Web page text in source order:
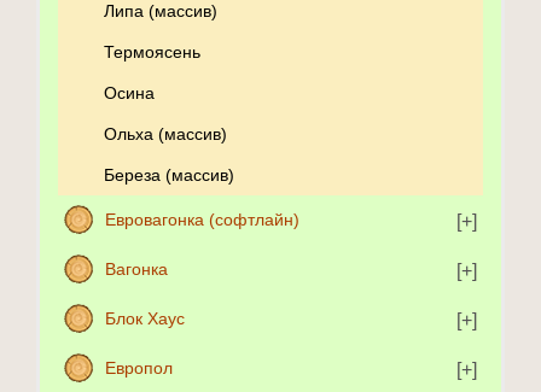
Липа (массив)
Термоясень
Осина
Ольха (массив)
Береза (массив)
Евровагонка (софтлайн)
Вагонка
Блок Хаус
Европол